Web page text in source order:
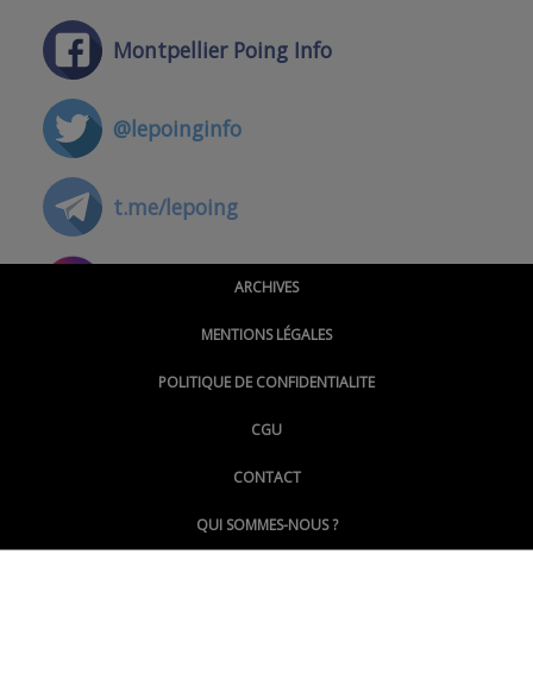
Montpellier Poing Info
@lepoinginfo
t.me/lepoing
@montpellierpoinginfo
@LePoingMontpellier
ARCHIVES
MENTIONS LÉGALES
POLITIQUE DE CONFIDENTIALITE
CGU
CONTACT
QUI SOMMES-NOUS ?